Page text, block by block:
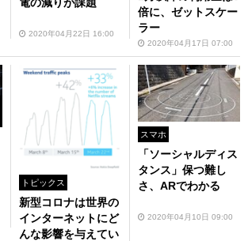
2020年04月22日 16:00
倍に、ゼットスケー
ラー
2020年04月17日 07:00
トピックス
新型コロナは世界の
インターネットにど
んな影響を与えてい
スマホ
「ソーシャルディス
タンス」保つ難し
さ、ARでわかる
2020年04月10日 09:00